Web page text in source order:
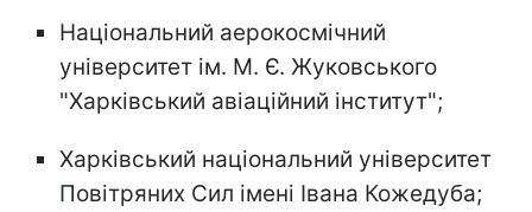
Національний аерокосмічний
університет ім. М. Є. Жуковського
"Харківський авіаційний інститут";
Харківський національний університет
Повітряних Сил імені Івана Кожедуба;